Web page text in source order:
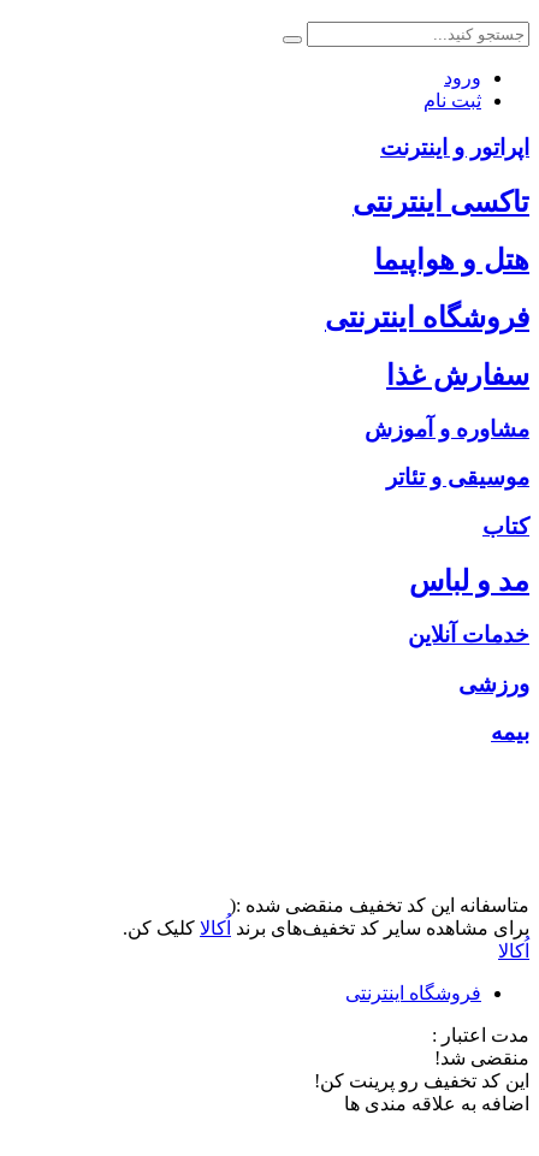
ورود
ثبت نام
اپراتور و اینترنت
تاکسی اینترنتی
هتل و هواپیما
فروشگاه اینترنتی
سفارش غذا
مشاوره و آموزش
موسیقی و تئاتر
کتاب
مد و لباس
خدمات آنلاین
ورزشی
بیمه
متاسفانه این کد تخفیف منقضی شده :(
برای مشاهده سایر کد تخفیف‌های برند اُکالا کلیک کن.
اُکالا
فروشگاه اینترنتی
مدت اعتبار :
منقضی شد!
این کد تخفیف رو پرینت کن!
اضافه به علاقه مندی ها